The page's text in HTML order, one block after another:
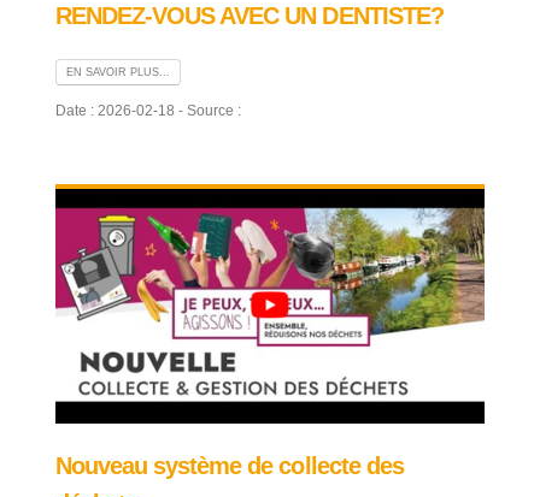
RENDEZ-VOUS AVEC UN DENTISTE?
EN SAVOIR PLUS...
Date : 2026-02-18 - Source :
Nouveau système de collecte des